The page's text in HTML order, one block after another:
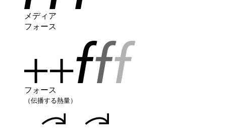
メディア
フォース
フォース
（伝播する熱量）